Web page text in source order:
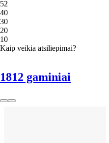
52
40
30
20
10
Kaip veikia atsiliepimai?
1812 gaminiai